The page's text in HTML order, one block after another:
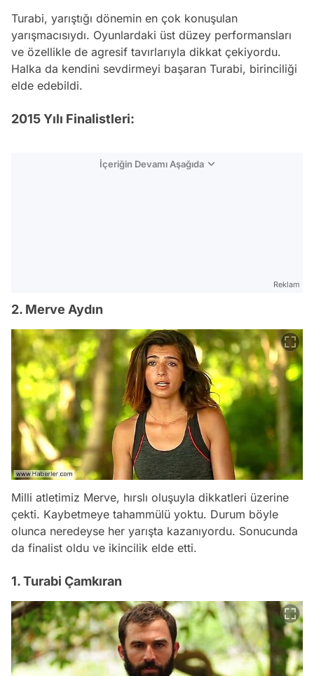
Turabi, yarıştığı dönemin en çok konuşulan
yarışmacısıydı. Oyunlardaki üst düzey performansları
ve özellikle de agresif tavırlarıyla dikkat çekiyordu.
Halka da kendini sevdirmeyi başaran Turabi, birinciliği
elde edebildi.
2015 Yılı Finalistleri:
İçeriğin Devamı Aşağıda
Reklam
2. Merve Aydın
Milli atletimiz Merve, hırslı oluşuyla dikkatleri üzerine
çekti. Kaybetmeye tahammülü yoktu. Durum böyle
olunca neredeyse her yarışta kazanıyordu. Sonucunda
da finalist oldu ve ikincilik elde etti.
1. Turabi Çamkıran